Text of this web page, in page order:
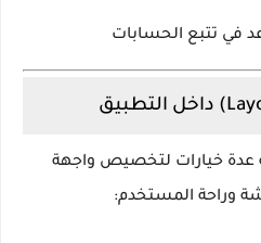
في تتبع الحسابات
عدة خيارات لتخصيص واجهة
وراحة المستخدم: